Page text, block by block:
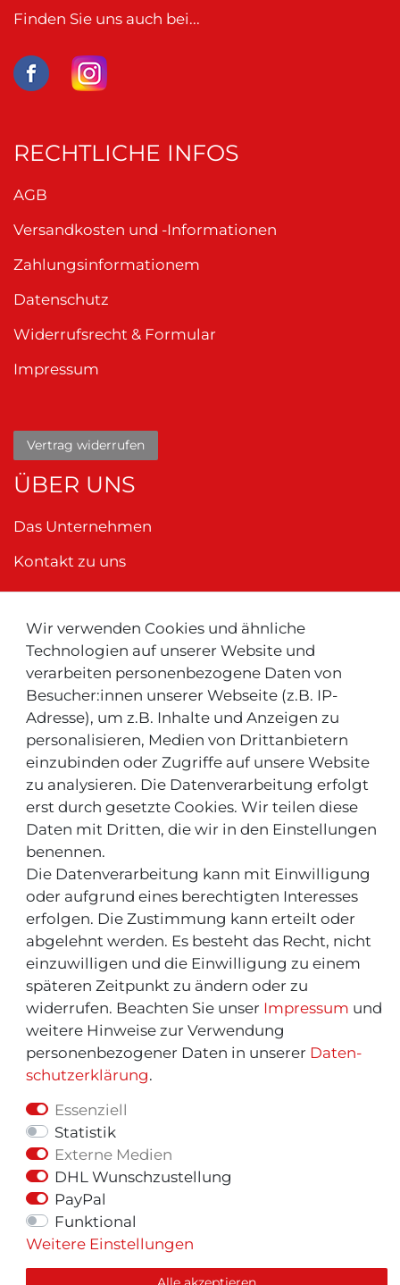
Wir verwenden Cookies und ähnliche
Technologien auf unserer Website und
verarbeiten personenbezogene Daten von
Besucher:innen unserer Webseite (z.B. IP-
Adresse), um z.B. Inhalte und Anzeigen zu
personalisieren, Medien von Drittanbietern
einzubinden oder Zugriffe auf unsere Website
zu analysieren. Die Datenverarbeitung erfolgt
erst durch gesetzte Cookies. Wir teilen diese
Daten mit Dritten, die wir in den Einstellungen
benennen.
Die Datenverarbeitung kann mit Einwilligung
oder aufgrund eines berechtigten Interesses
erfolgen. Die Zustimmung kann erteilt oder
abgelehnt werden. Es besteht das Recht, nicht
einzuwilligen und die Einwilligung zu einem
späteren Zeitpunkt zu ändern oder zu
widerrufen. Beachten Sie unser Impressum und
weitere Hinweise zur Verwendung
personenbezogener Daten in unserer Daten­
schutz­erklärung.
Essenziell
Statistik
Externe Medien
DHL Wunschzustellung
PayPal
Funktional
Weitere Einstellungen
Finden Sie uns auch bei...
RECHTLICHE INFOS
AGB
Versandkosten und -Informationen
Zahlungsinformationem
Datenschutz
Widerrufsrecht & Formular
Impressum
Vertrag widerrufen
ÜBER UNS
Das Unternehmen
Kontakt zu uns
Neu ! Für Kunden aus der Schweiz:
INFOS & TIPPS
Rücksendeservice/-Informationen
Informationen "MeinEinkauf.ch"
© Copyright 2026 | Alle Rechte vorbehalten.